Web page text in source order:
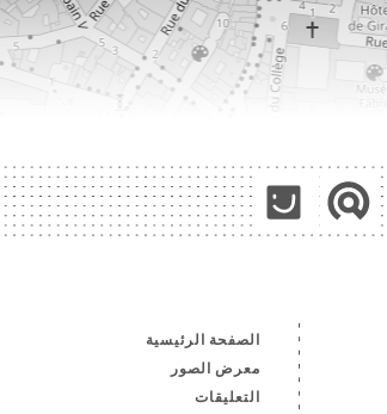
الصفحة الرئيسية
معرض الصور
التعليقات